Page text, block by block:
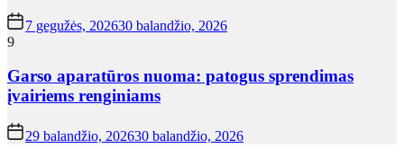
7 gegužės, 202630 balandžio, 2026
9
Garso aparatūros nuoma: patogus sprendimas
įvairiems renginiams
29 balandžio, 202630 balandžio, 2026